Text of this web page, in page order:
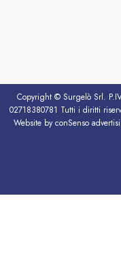
Copyright © Surgelò Srl.
02718380781 Tutti i diritti
Website by conSenso